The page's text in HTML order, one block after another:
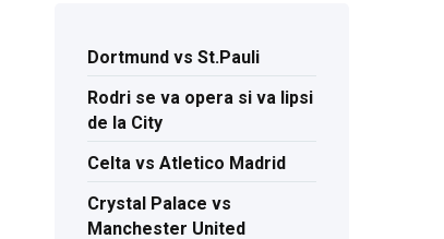
Dortmund vs St.Pauli
Rodri se va opera si va lipsi
de la City
Celta vs Atletico Madrid
Crystal Palace vs
Manchester United